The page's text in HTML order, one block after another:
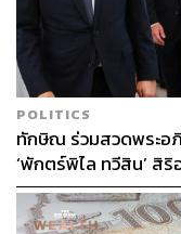
โนวัค ยอโควิช นัก
โนวัค ยอโควิช ยอดนั
ปี จะลงแข่งขันโอลิมปิ
สุดท้ายของเขา แม้ตล
ของโลก และคว้าแ
ประวัติศาสตร์เทนนิส
POLITICS
ทักษิณ ร่วมสวดพระอ
‘พักตร์พิไล ทวีสิน’ สิ
หลากวงการร่วมอาลัย